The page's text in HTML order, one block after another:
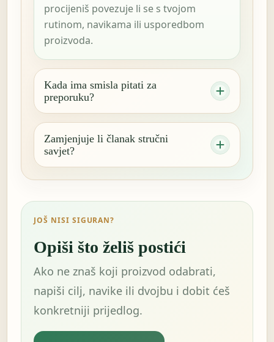
procijeniš povezuje li se s tvojom
rutinom, navikama ili usporedbom
proizvoda.
Kada ima smisla pitati za
preporuku?
Zamjenjuje li članak stručni
savjet?
JOŠ NISI SIGURAN?
Opiši što želiš postići
Ako ne znaš koji proizvod odabrati,
napiši cilj, navike ili dvojbu i dobit ćeš
konkretniji prijedlog.